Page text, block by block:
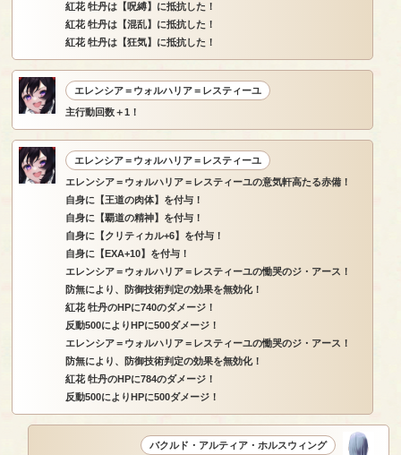
紅花 牡丹は【呪縛】に抵抗した！
紅花 牡丹は【混乱】に抵抗した！
紅花 牡丹は【狂気】に抵抗した！
エレンシア＝ウォルハリア＝レスティーユ
主行動回数＋1！
エレンシア＝ウォルハリア＝レスティーユ
エレンシア＝ウォルハリア＝レスティーユの意気軒高たる赤備！
自身に【王道の肉体】を付与！
自身に【覇道の精神】を付与！
自身に【クリティカル+6】を付与！
自身に【EXA+10】を付与！
エレンシア＝ウォルハリア＝レスティーユの慟哭のジ・アース！
防無により、防御技術判定の効果を無効化！
紅花 牡丹のHPに740のダメージ！
反動500によりHPに500ダメージ！
エレンシア＝ウォルハリア＝レスティーユの慟哭のジ・アース！
防無により、防御技術判定の効果を無効化！
紅花 牡丹のHPに784のダメージ！
反動500によりHPに500ダメージ！
バクルド・アルティア・ホルスウィング